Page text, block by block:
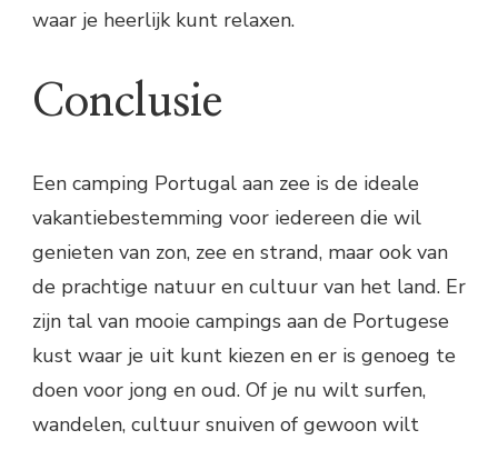
waar je heerlijk kunt relaxen.
Conclusie
Een camping Portugal aan zee is de ideale
vakantiebestemming voor iedereen die wil
genieten van zon, zee en strand, maar ook van
de prachtige natuur en cultuur van het land. Er
zijn tal van mooie campings aan de Portugese
kust waar je uit kunt kiezen en er is genoeg te
doen voor jong en oud. Of je nu wilt surfen,
wandelen, cultuur snuiven of gewoon wilt